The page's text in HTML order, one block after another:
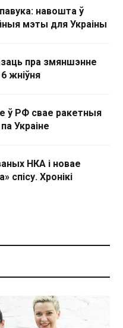
навошта ў
мэты для Украіны
пра змяншэнне
6 жніўня
ў РФ свае ракетныя
Украіне
НКА і новае
спісу. Хронікі